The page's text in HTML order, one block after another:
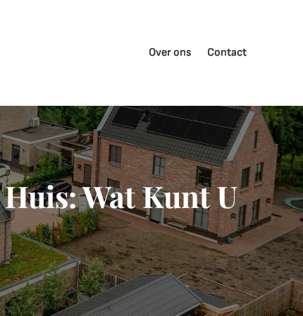
Over ons Contact
Wat Kunt U